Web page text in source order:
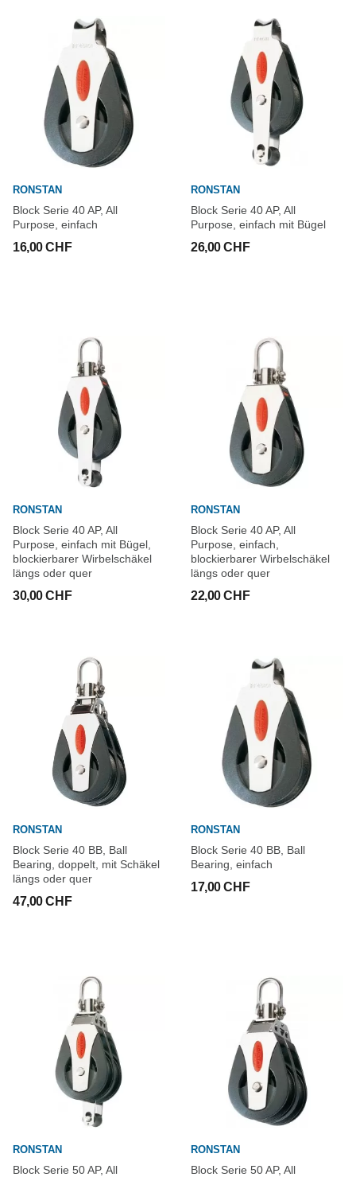
RONSTAN
Block Serie 40 AP, All
Purpose, einfach
16,00 CHF
RONSTAN
Block Serie 40 AP, All
Purpose, einfach mit Bügel
26,00 CHF
RONSTAN
Block Serie 40 AP, All
Purpose, einfach mit Bügel,
blockierbarer Wirbelschäkel
längs oder quer
30,00 CHF
RONSTAN
Block Serie 40 AP, All
Purpose, einfach,
blockierbarer Wirbelschäkel
längs oder quer
22,00 CHF
RONSTAN
Block Serie 40 BB, Ball
Bearing, doppelt, mit Schäkel
längs oder quer
47,00 CHF
RONSTAN
Block Serie 40 BB, Ball
Bearing, einfach
17,00 CHF
RONSTAN
Block Serie 50 AP, All
RONSTAN
Block Serie 50 AP, All